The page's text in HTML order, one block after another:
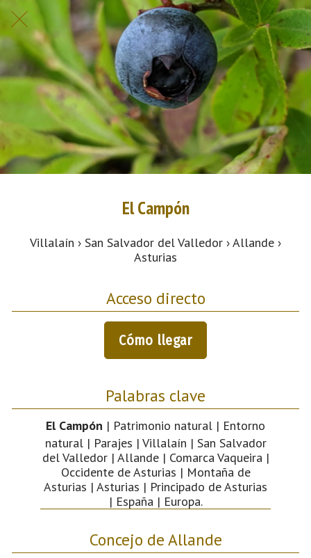
El Campón
Villalaín › San Salvador del Valledor › Allande ›
Asturias
Acceso directo
Cómo llegar
Palabras clave
El Campón | Patrimonio natural | Entorno
natural | Parajes | Villalaín | San Salvador
del Valledor | Allande | Comarca Vaqueira |
Occidente de Asturias | Montaña de
Asturias | Asturias | Principado de Asturias
| España | Europa.
Concejo de Allande